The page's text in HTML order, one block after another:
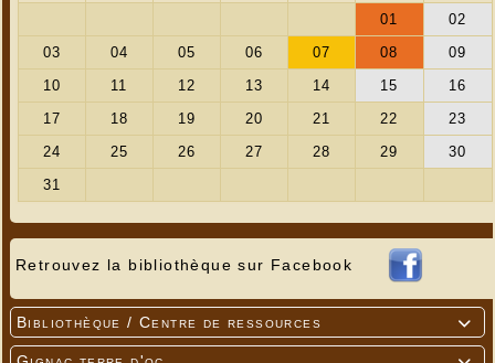
Retrouvez la bibliothèque sur Facebook

Bibliothèque / Centre de ressources